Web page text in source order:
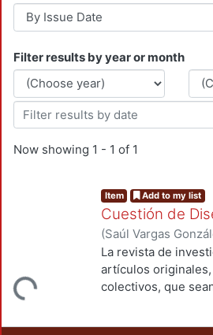
Filter results by year or month
Now showing 1 - 1 of 1
Loading...
Item Add to my list
Cuestión de
(Saúl Vargas
Garmendia,
Lilia;De La Cruz,
Lourdes;Ramírez,
La revista de
artículos
colectivos, que